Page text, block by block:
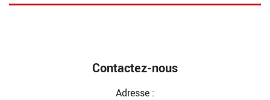
Contactez-nous
Adresse :